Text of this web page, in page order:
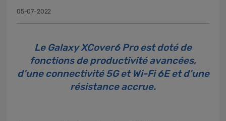
05-07-2022
Le Galaxy XCover6 Pro est doté de
fonctions de productivité avancées,
d’une connectivité 5G et Wi-Fi 6E et d’une
résistance accrue.